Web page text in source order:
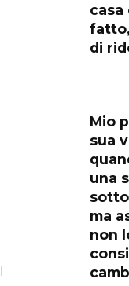
casa
di
Mio
sua
una
ma
non